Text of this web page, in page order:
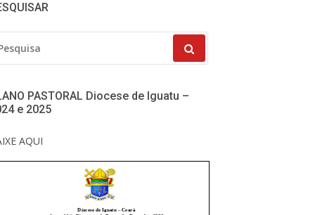
PASTORAL Diocese de Iguatu –
e 2025
AQUI